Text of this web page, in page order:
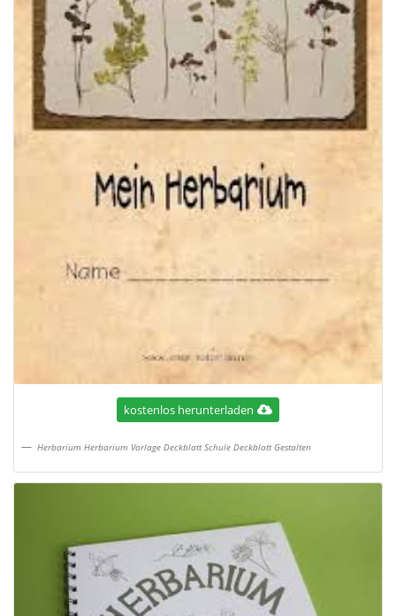
kostenlos herunterladen
Herbarium Herbarium Vorlage Deckblatt Schule Deckblatt Gestalten